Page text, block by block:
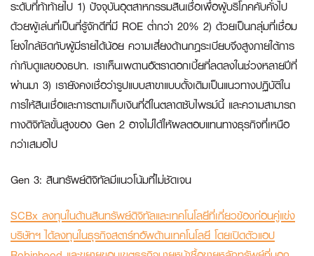
ระดับที่ท้าท้ายไป 1) ปัจจุบันอุตสาหกรรมสินเชื่อเพื่อผู้บริโภคคับคั่งไป
ด้วยผู้เล่นที่เป็นที่รู้จักดีที่มี ROE ต่ำกว่า 20% 2) ด้วยเป็นกลุ่มที่เชื่อม
โยงใกล้ชิดกับผู้มีรายได้น้อย ความเสี่ยงด้านกฎระเบียบจึงสูงภายใต้การ
กำกับดูแลของธปท. เราเห็นเพดานอัตราดอกเบี้ยที่ลดลงในช่วงหลายปีที่
ผ่านมา 3) เรายังคงเชื่อว่ารูปแบบสาขาแบบดั้งเดิมเป็นแนวทางปฏิบัติใน
การให้สินเชื่อและการตามเก็บเงินที่ดีในตลาดซับไพรม์นี้ และความสามารถ
ทางดิจิทัลขั้นสูงของ Gen 2 อาจไม่ได้ให้ผลตอบแทนทางธุรกิจที่เหนือ
กว่าเสมอไป
Gen 3: สินทรัพย์ดิจิทัลมีแนวโน้มที่ไม่ชัดเจน
SCBx ลงทุนในด้านสินทรัพย์ดิจิทัลและเทคโนโลยีที่เกี่ยวข้องก่อนคู่แข่ง
บริษัทฯ ได้ลงทุนในธุรกิจสตาร์ทอัพด้านเทคโนโลยี โดยเปิดตัวแอป